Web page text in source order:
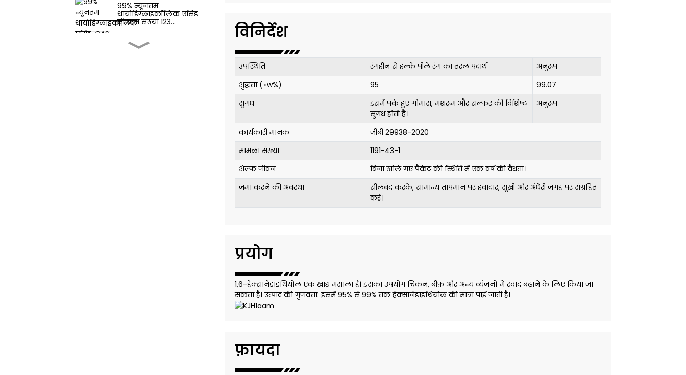
99% न्यूनतम
थायोडिग्लाइकॉलिक एसिड
सीएएस संख्या 123...
फ्लेवर और सुगंध - फेमा
विनिर्देश
उपस्थिति रंगहीन से हल्के पीले रंग का तरल पदार्थ
अनुरूप
शुद्धता (≥w%)
95
99.07
सुगंध
इसमें पके हुए गोमांस, मशरूम और सल्फर की विशिष्ट
सुगंध होती है।
अनुरूप
कार्यकारी मानक
जीबी 29938-2020
मामला संख्या
1191-43-1
शेल्फ जीवन
बिना खोले गए पैकेट की स्थिति में एक वर्ष की वैधता।
जमा करने की अवस्था
सीलबंद करके, सामान्य तापमान पर हवादार, सूखी और अंधेरी जगह पर संग्रहित
करें।
प्रयोग
1,6-हेक्सानेडाइथियोल एक खाद्य मसाला है। इसका उपयोग चिकन, बीफ़ और अन्य व्यंजनों में स्वाद बढ़ाने के लिए किया जा
सकता है। उत्पाद की गुणवत्ता: इसमें 95% से 99% तक हेक्सानेडाइथियोल की मात्रा पाई जाती है।
फ़ायदा